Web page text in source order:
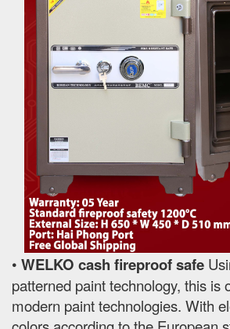
• WELKO cash fireproof safe
patterned paint technology, this is
modern paint technologies. With